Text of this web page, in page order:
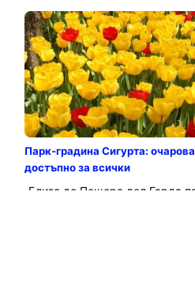
Парк-градина Сигурта:
достъпно за всички
Близо до Пещера дел Гарда